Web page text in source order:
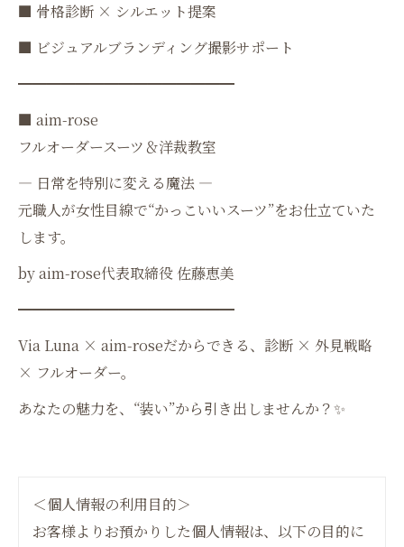
■ 骨格診断 × シルエット提案
■ ビジュアルブランディング撮影サポート
━━━━━━━━━━━━━━━
■ aim-rose
フルオーダースーツ＆洋裁教室
― 日常を特別に変える魔法 ―
元職人が女性目線で“かっこいいスーツ”をお仕立ていた
します。
by aim-rose代表取締役 佐藤恵美
━━━━━━━━━━━━━━━
Via Luna × aim-roseだからできる、診断 × 外見戦略
× フルオーダー。
あなたの魅力を、“装い”から引き出しませんか？✨
＜個人情報の利用目的＞
お客様よりお預かりした個人情報は、以下の目的に